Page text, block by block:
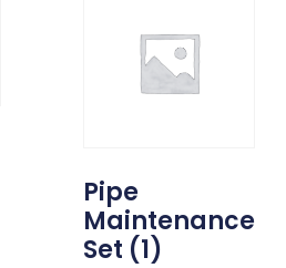
Pipe
Maintenance
Set (1)